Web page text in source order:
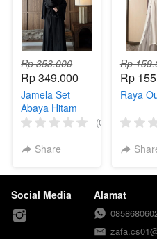
Rp 358.000
Rp 349.000
Jamela Set
Abaya Hitam
(0)
Share
Rp
Rp
Raya
Social Media Alamat